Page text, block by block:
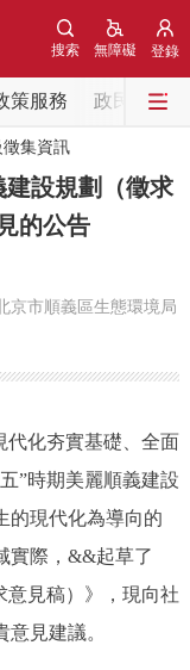
登錄
無障礙
搜索
策服務 政民互動
中央部委動態
部門動態
回應關切
徵集資訊
建設規劃（徵求
的公告
京市順義區生態環境局
化夯實基礎、全面
”時期美麗順義建設
的現代化為導向的
實際，&&起草了
意見稿）》，現向社
見建議。